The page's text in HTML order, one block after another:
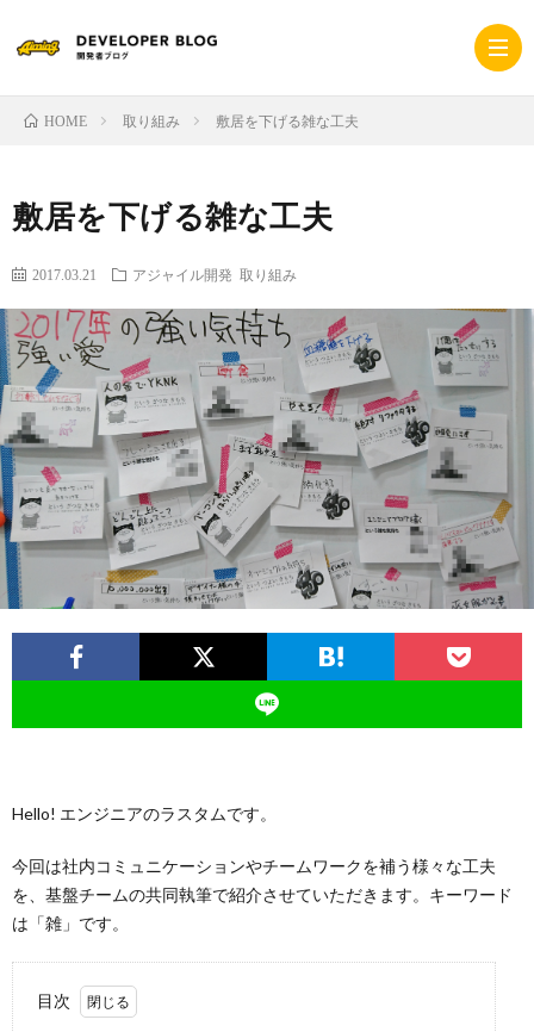
ム
用
ト
コ
レ
ー
ト
イ
バ
シ
シ
HOME 取り組み 敷居を下げる雑な工夫
敷居を下げる雑な工夫
2017.03.21 アジャイル開発 取り組み
Hello! エンジニアのラスタムです。
今回は社内コミュニケーションやチームワークを補う様々な工夫
を、基盤チームの共同執筆で紹介させていただきます。キーワード
は「雑」です。
目次